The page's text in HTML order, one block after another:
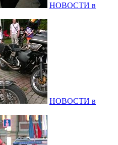
НОВОСТИ в
НОВОСТИ в